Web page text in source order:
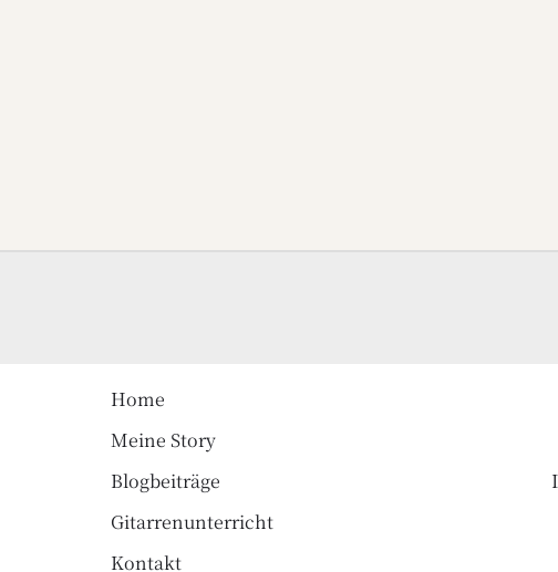
Home
Meine Story
Blogbeiträge
Gitarrenunterricht
Kontakt